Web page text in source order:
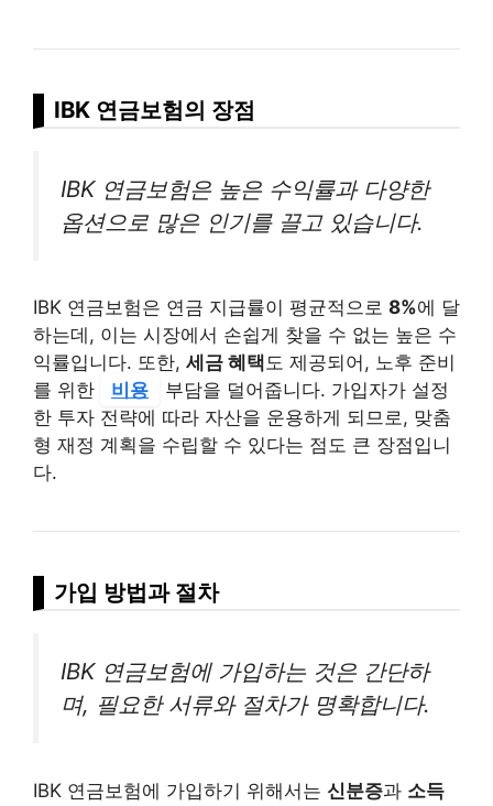
IBK 연금보험의 장점
IBK 연금보험은 높은 수익률과 다양한
옵션으로 많은 인기를 끌고 있습니다.
IBK 연금보험은 연금 지급률이 평균적으로 8%에 달
하는데, 이는 시장에서 손쉽게 찾을 수 없는 높은 수
익률입니다. 또한, 세금 혜택도 제공되어, 노후 준비
를 위한
비용
부담을 덜어줍니다. 가입자가 설정
한 투자 전략에 따라 자산을 운용하게 되므로, 맞춤
형 재정 계획을 수립할 수 있다는 점도 큰 장점입니
다.
가입 방법과 절차
IBK 연금보험에 가입하는 것은 간단하
며, 필요한 서류와 절차가 명확합니다.
IBK 연금보험에 가입하기 위해서는 신분증과 소득